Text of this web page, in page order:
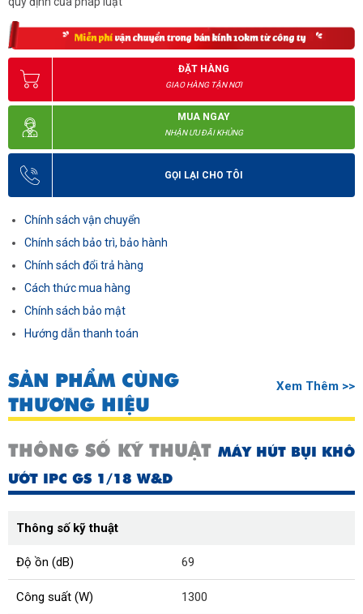
ĐẶT HÀNG
GIAO HÀNG TẬN NƠI
MUA NGAY
NHẬN ƯU ĐÃI KHỦNG
GỌI LẠI CHO TÔI
Chính sách vận chuyển
Chính sách bảo trì, bảo hành
Chính sách đổi trả hàng
Cách thức mua hàng
Chính sách bảo mật
Hướng dẫn thanh toán
SẢN PHẨM CÙNG
THƯƠNG HIỆU
Xem Thêm >>
THÔNG SỐ KỸ THUẬT MÁY HÚT BỤI KHÔ
ƯỚT IPC GS 1/18 W&D
Thông số kỹ thuật
Độ ồn (dB) 69
Công suất (W) 1300